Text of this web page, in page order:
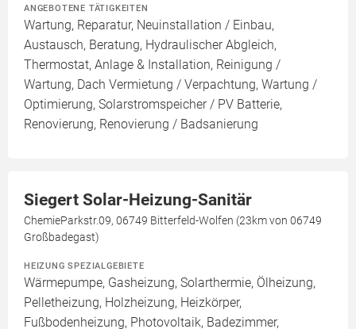
ANGEBOTENE TÄTIGKEITEN
Wartung, Reparatur, Neuinstallation / Einbau,
Austausch, Beratung, Hydraulischer Abgleich,
Thermostat, Anlage & Installation, Reinigung /
Wartung, Dach Vermietung / Verpachtung, Wartung /
Optimierung, Solarstromspeicher / PV Batterie,
Renovierung, Renovierung / Badsanierung
Siegert Solar-Heizung-Sanitär
ChemieParkstr.09, 06749 Bitterfeld-Wolfen (23km von 06749
Großbadegast)
HEIZUNG SPEZIALGEBIETE
Wärmepumpe, Gasheizung, Solarthermie, Ölheizung,
Pelletheizung, Holzheizung, Heizkörper,
Fußbodenheizung, Photovoltaik, Badezimmer,